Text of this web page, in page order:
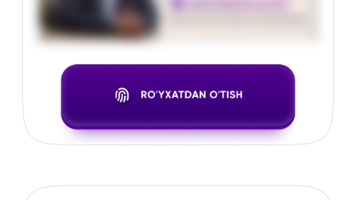
Mijozlarimizni
haqimizdagi fikri